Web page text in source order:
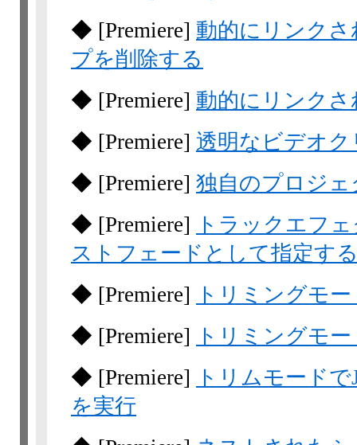
◆ [Premiere] 動的にリンク
プを削除する
◆ [Premiere] 動的にリンク
◆ [Premiere] 透明なビデオ
◆ [Premiere] 独自のプロジ
◆ [Premiere]
トラックエフ
ストフェードとして指定す
◆ [Premiere]
トリミングモ
◆ [Premiere]
トリミングモ
◆ [Premiere]
トリムモード
を実行